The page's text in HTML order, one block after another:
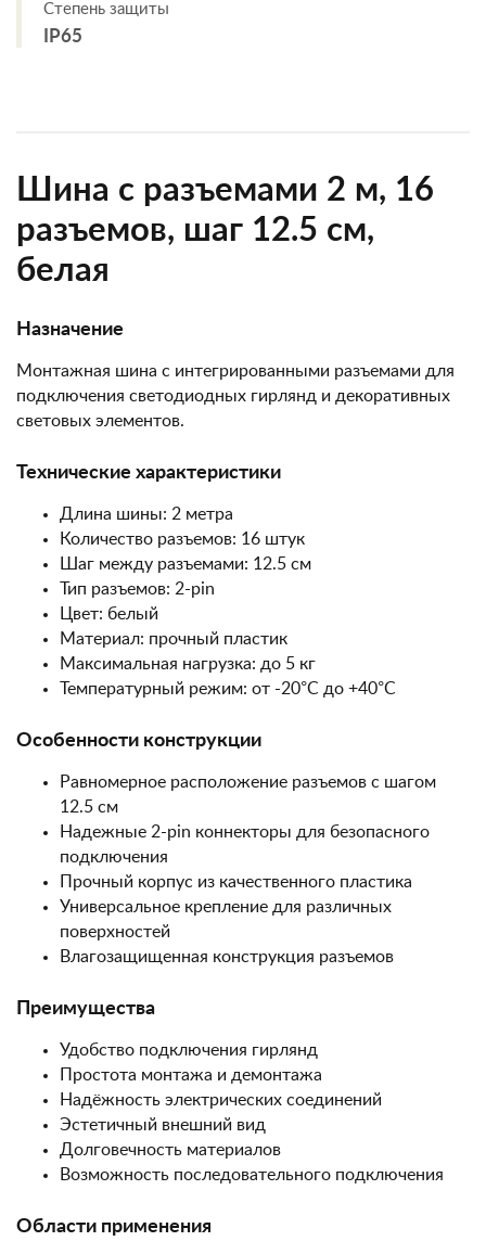
Степень защиты
IP65
Шина с разъемами 2 м, 16
разъемов, шаг 12.5 см,
белая
Назначение
Монтажная шина с интегрированными разъемами для
подключения светодиодных гирлянд и декоративных
световых элементов.
Технические характеристики
Длина шины: 2 метра
Количество разъемов: 16 штук
Шаг между разъемами: 12.5 см
Тип разъемов: 2-pin
Цвет: белый
Материал: прочный пластик
Максимальная нагрузка: до 5 кг
Температурный режим: от -20°C до +40°C
Особенности конструкции
Равномерное расположение разъемов с шагом
12.5 см
Надежные 2-pin коннекторы для безопасного
подключения
Прочный корпус из качественного пластика
Универсальное крепление для различных
поверхностей
Влагозащищенная конструкция разъемов
Преимущества
Удобство подключения гирлянд
Простота монтажа и демонтажа
Надёжность электрических соединений
Эстетичный внешний вид
Долговечность материалов
Возможность последовательного подключения
Области применения